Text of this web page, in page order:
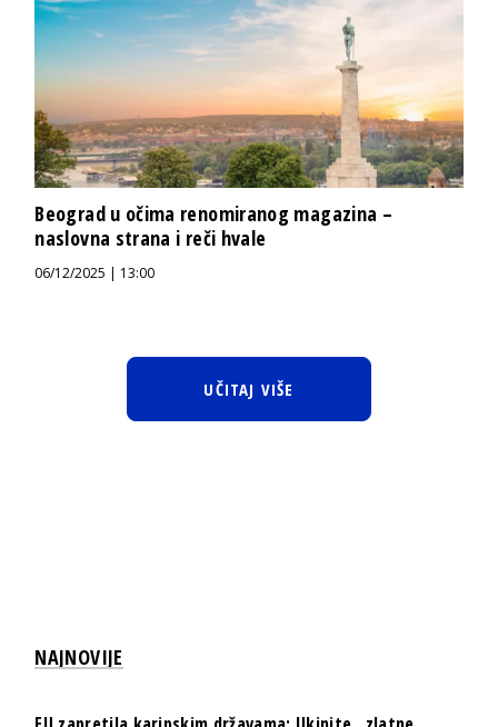
Beograd u očima renomiranog magazina –
naslovna strana i reči hvale
06/12/2025 | 13:00
UČITAJ VIŠE
NAJNOVIJE